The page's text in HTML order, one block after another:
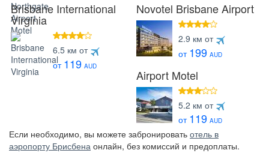
Brisbane International
Virginia
4 звезды
6.5 км от
от 119 AUD
Novotel Brisbane Airport
4 звезды
2.9 км от
от 199 AUD
Airport Motel
3 звезды
5.2 км от
от 119 AUD
Если необходимо, вы можете забронировать отель в
аэропорту Брисбена онлайн, без комиссий и предоплаты.